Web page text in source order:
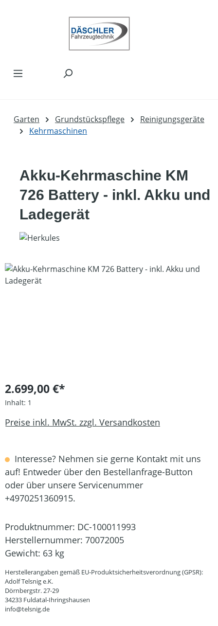
Garten Grundstückspflege
Reinigungsgeräte
Kehrmaschinen
Akku-Kehrmaschine KM
726 Battery - inkl. Akku und
Ladegerät
Bildergalerie überspringen
2.699,00 €*
Inhalt: 1
Preise inkl. MwSt. zzgl. Versandkosten
Interesse? Nehmen sie gerne Kontakt mit uns
auf! Entweder über den Bestellanfrage-Button
oder über unsere Servicenummer
+4970251360915.
Produktnummer: DC-100011993
Herstellernummer: 70072005
Gewicht: 63 kg
Herstellerangaben gemäß EU-Produktsicherheitsverordnung (GPSR):
Adolf Telsnig e.K.
Dörnbergstr. 27-29
34233 Fuldatal-Ihringshausen
info@telsnig.de